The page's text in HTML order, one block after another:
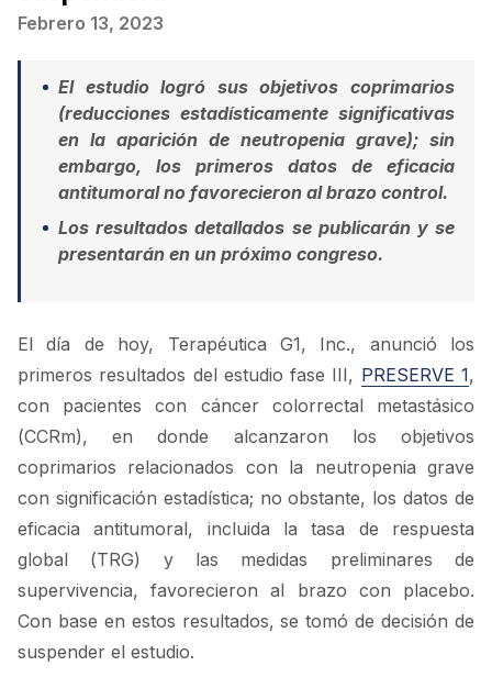
Febrero 13, 2023
El estudio logró sus objetivos coprimarios
(reducciones estadísticamente significativas
en la aparición de neutropenia grave); sin
embargo, los primeros datos de eficacia
antitumoral no favorecieron al brazo control.
Los resultados detallados se publicarán y se
presentarán en un próximo congreso.
El día de hoy, Terapéutica G1, Inc., anunció los
primeros resultados del estudio fase III, PRESERVE 1,
con pacientes con cáncer colorrectal metastásico
(CCRm), en donde alcanzaron los objetivos
coprimarios relacionados con la neutropenia grave
con significación estadística; no obstante, los datos de
eficacia antitumoral, incluida la tasa de respuesta
global (TRG) y las medidas preliminares de
supervivencia, favorecieron al brazo con placebo.
Con base en estos resultados, se tomó de decisión de
suspender el estudio.